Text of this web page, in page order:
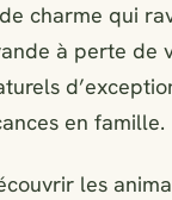
charme qui
à perte de
en famille.
les